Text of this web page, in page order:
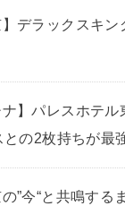
】デラックスキ
ナ】パレスホテル
の2枚持ちが最
”今“と共鳴する